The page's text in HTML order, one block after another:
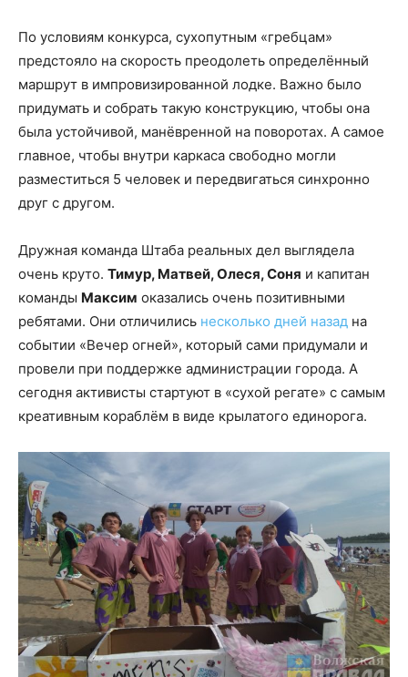
По условиям конкурса, сухопутным «гребцам»
предстояло на скорость преодолеть определённый
маршрут в импровизированной лодке. Важно было
придумать и собрать такую конструкцию, чтобы она
была устойчивой, манёвренной на поворотах. А самое
главное, чтобы внутри каркаса свободно могли
разместиться 5 человек и передвигаться синхронно
друг с другом.
Дружная команда Штаба реальных дел выглядела
очень круто. Тимур, Матвей, Олеся, Соня и капитан
команды Максим оказались очень позитивными
ребятами. Они отличились несколько дней назад на
событии «Вечер огней», который сами придумали и
провели при поддержке администрации города. А
сегодня активисты стартуют в «сухой регате» с самым
креативным кораблём в виде крылатого единорога.